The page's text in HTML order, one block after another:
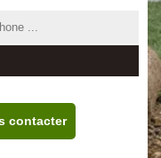
contacter